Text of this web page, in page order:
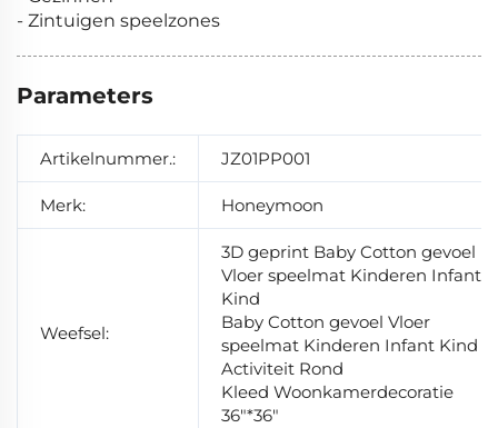
- Zintuigen speelzones
Parameters
Artikelnummer.: JZ01PP001
Merk: Honeymoon
Weefsel:
3D geprint Baby Cotton gevoel
Vloer speelmat Kinderen Infant
Kind
Baby Cotton gevoel Vloer
speelmat Kinderen Infant Kind
Activiteit Rond
Kleed Woonkamerdecoratie
36"*36"